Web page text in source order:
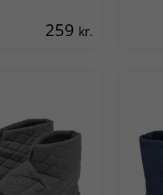
259 kr.